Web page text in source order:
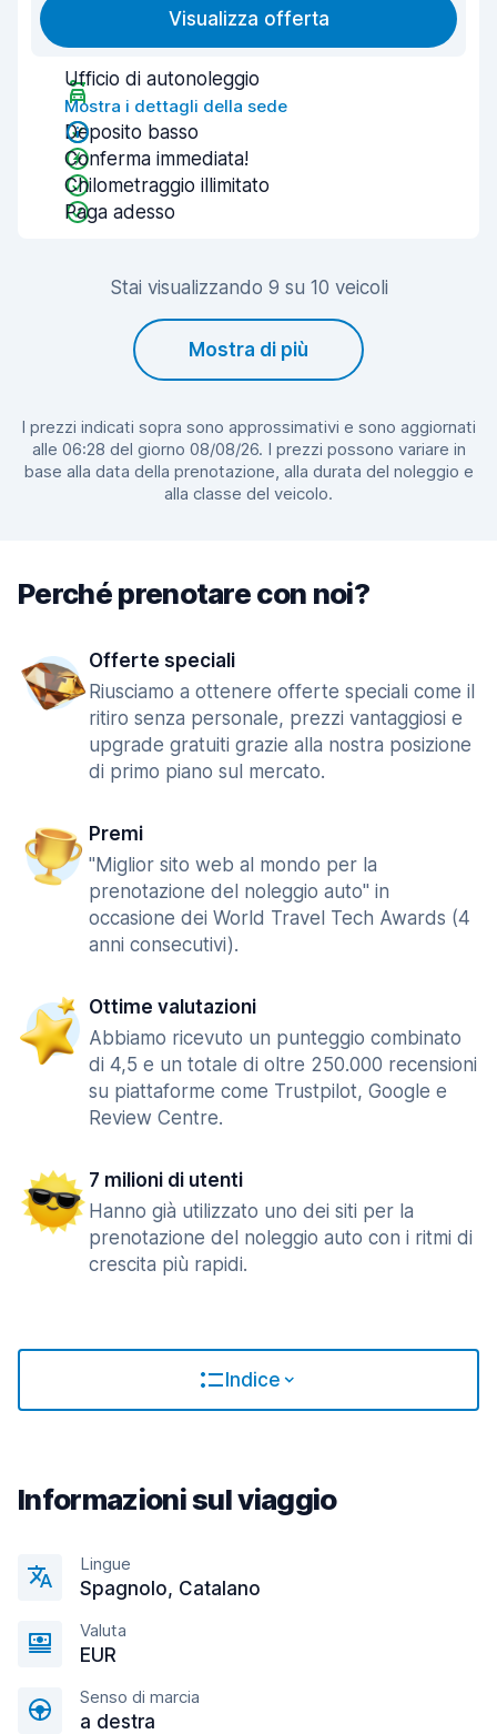
Visualizza offerta
Ufficio di autonoleggio
Mostra i dettagli della sede
Deposito basso
Conferma immediata!
Chilometraggio illimitato
Paga adesso
Stai visualizzando 9 su 10 veicoli
Mostra di più
I prezzi indicati sopra sono approssimativi e sono aggiornati
alle 06:28 del giorno 08/08/26. I prezzi possono variare in
base alla data della prenotazione, alla durata del noleggio e
alla classe del veicolo.
Perché prenotare con noi?
Offerte speciali
Riusciamo a ottenere offerte speciali come il
ritiro senza personale, prezzi vantaggiosi e
upgrade gratuiti grazie alla nostra posizione
di primo piano sul mercato.
Premi
"Miglior sito web al mondo per la
prenotazione del noleggio auto" in
occasione dei World Travel Tech Awards (4
anni consecutivi).
Ottime valutazioni
Abbiamo ricevuto un punteggio combinato
di 4,5 e un totale di oltre 250.000 recensioni
su piattaforme come Trustpilot, Google e
Review Centre.
7 milioni di utenti
Hanno già utilizzato uno dei siti per la
prenotazione del noleggio auto con i ritmi di
crescita più rapidi.
Indice
Informazioni sul viaggio
Lingue
Spagnolo, Catalano
Valuta
EUR
Senso di marcia
a destra